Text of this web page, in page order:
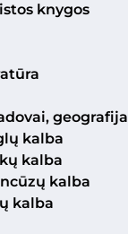
knygos
geografija
kalba
kalba
kalba
kalba